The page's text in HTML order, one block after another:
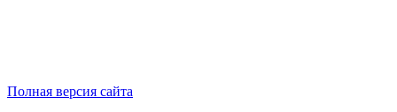
Полная версия сайта